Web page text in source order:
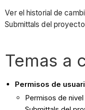
Ver el historial de
Submittals del
Temas a
Permisos de
Permisos de